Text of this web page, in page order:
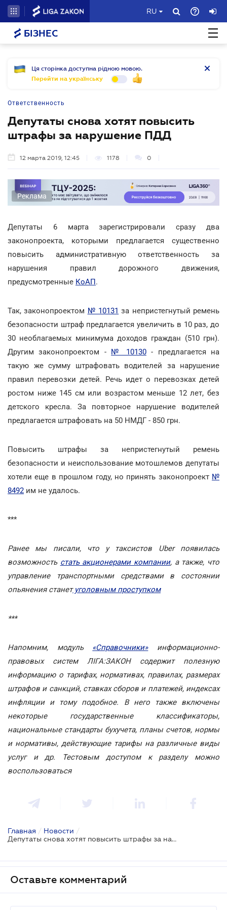
RU
БІЗНЕС
Ця сторінка доступна рідною мовою.
Перейти на українську
Ответственность
Депутаты снова хотят повысить
штрафы за нарушение ПДД
12 марта 2019, 12:45 1178 0
Реклама
Депутаты 6 марта зарегистрировали сразу два
законопроекта, которыми предлагается существенно
повысить административную ответственность за
нарушения правил дорожного движения,
предусмотренные КоАП.
Так, законопроектом № 10131 за непристегнутый ремень
безопасности штраф предлагается увеличить в 10 раз, до
30 необлагаемых минимума доходов граждан (510 грн).
Другим законопроектом - № 10130- предлагается на
такую же сумму штрафовать водителей за нарушение
правил перевозки детей. Речь идет о перевозках детей
ростом ниже 145 см или возрастом меньше 12 лет, без
детского кресла. За повторное нарушение водителей
предлагается штрафовать на 50 НМДГ - 850 грн.
Повысить штрафы за непристегнутый ремень
безопасности и неиспользование мотошлемов депутаты
хотели еще в прошлом году, но принять законопроект №
8492 им не удалось.
***
Ранее мы писали, что у таксистов Uber появилась
возможность стать акционерами компании, атакже, что
управление транспортными средствами в состоянии
опьянения станетуголовным проступком
***
Напомним, модуль «Справочники»информационно-
правовых систем ЛІГА:ЗАКОН содержит полезную
информацию о тарифах, нормативах, правилах, размерах
штрафов и санкций, ставках сборов и платежей, индексах
инфляции и тому подобное. В него также включены
некоторые государственные классификаторы,
национальные стандарты бухучета, планы счетов, нормы
и нормативы, действующие тарифы на различные виды
услуг и др. Тестовым доступом к разделу можно
воспользоваться
Главная / Новости /
Депутаты снова хотят повысить штрафы за нарушение ПДД
Оставьте комментарий